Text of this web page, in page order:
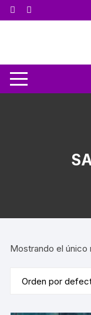
Mostrando el único